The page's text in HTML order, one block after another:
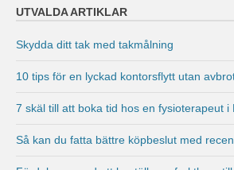
UTVALDA ARTIKLAR
Skydda ditt tak med takmålning
10 tips för en lyckad kontorsflytt utan
7 skäl till att boka tid hos en fysioterapeut i
Så kan du fatta bättre köpbeslut med